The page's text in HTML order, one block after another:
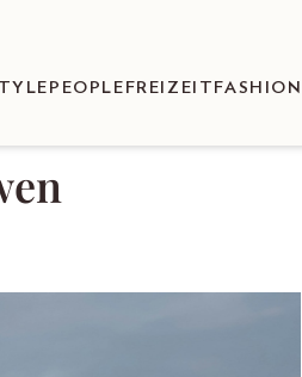
PEOPLE FREIZEIT FASHION